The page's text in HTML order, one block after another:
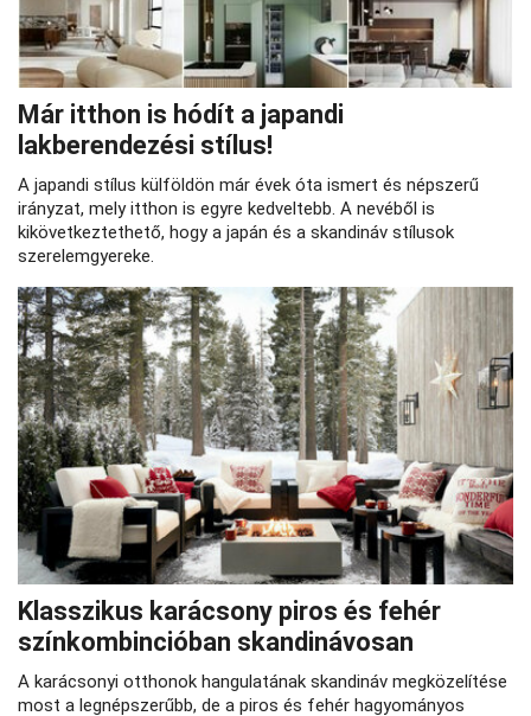
Már itthon is hódít a japandi
lakberendezési stílus!
A japandi stílus külföldön már évek óta ismert és népszerű
irányzat, mely itthon is egyre kedveltebb. A nevéből is
kikövetkeztethető, hogy a japán és a skandináv stílusok
szerelemgyereke.
Klasszikus karácsony piros és fehér
színkombincióban skandinávosan
A karácsonyi otthonok hangulatának skandináv megközelítése
most a legnépszerűbb, de a piros és fehér hagyományos